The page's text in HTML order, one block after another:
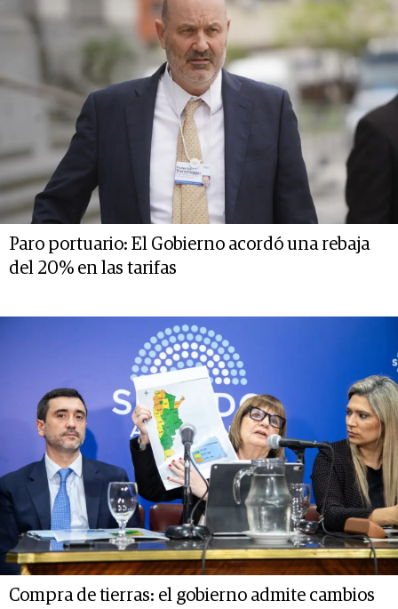
Paro portuario: El Gobierno acordó una rebaja
del 20% en las tarifas
Compra de tierras: el gobierno admite cambios